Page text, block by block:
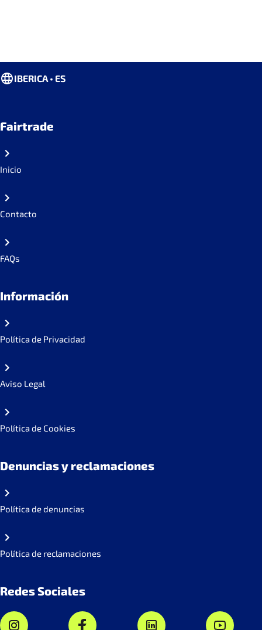
IBERICA • ES
Fairtrade
Inicio
Contacto
FAQs
Información
Política de Privacidad
Aviso Legal
Política de Cookies
Denuncias y reclamaciones
Política de denuncias
Política de reclamaciones
Redes Sociales